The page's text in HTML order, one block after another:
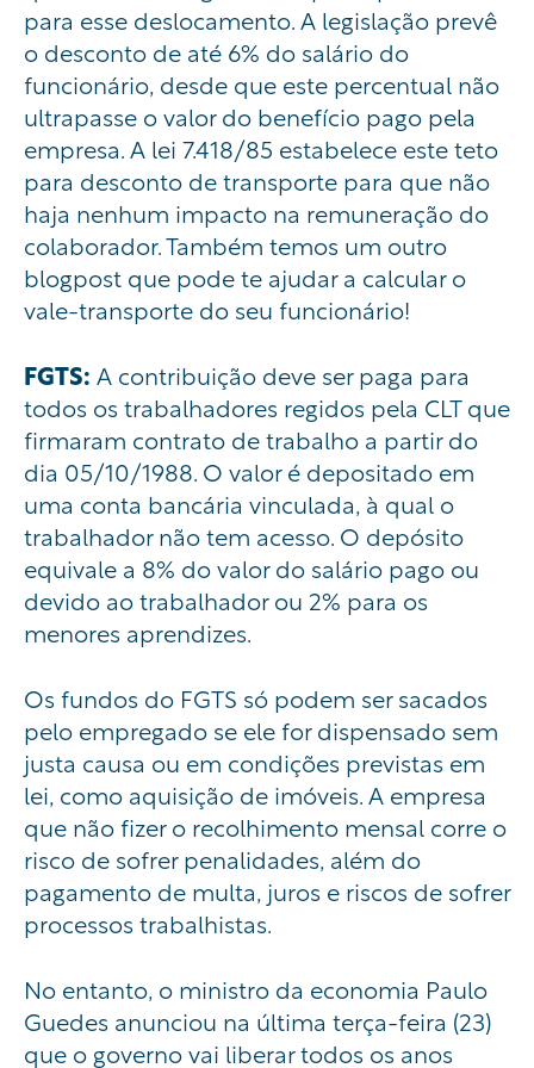
para esse deslocamento. A legislação prevê
o desconto de até 6% do salário do
funcionário, desde que este percentual não
ultrapasse o valor do benefício pago pela
empresa. A lei 7.418/85 estabelece este teto
para desconto de transporte para que não
haja nenhum impacto na remuneração do
colaborador.Também temos um outro
blogpost que pode te ajudar a calcular o
vale-transporte do seu funcionário!
FGTS: A contribuição deve ser paga para
todos os trabalhadores regidos pela CLT que
firmaram contrato de trabalho a partir do
dia 05/10/1988. O valor é depositado em
uma conta bancária vinculada, à qual o
trabalhador não tem acesso. O depósito
equivale a 8% do valor do salário pago ou
devido ao trabalhador ou 2% para os
menores aprendizes.
Os fundos do FGTS só podem ser sacados
pelo empregado se ele for dispensado sem
justa causa ou em condições previstas em
lei, como aquisição de imóveis. A empresa
que não fizer o recolhimento mensal corre o
risco de sofrer penalidades, além do
pagamento de multa, juros e riscos de sofrer
processos trabalhistas.
No entanto, o ministro da economia Paulo
Guedes anunciou na última terça-feira (23)
que o governo vai liberartodos os anos